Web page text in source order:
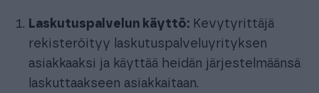
Laskutuspalvelun käyttö: Kevytyrittäjä
rekisteröityy laskutuspalveluyrityksen
asiakkaaksi ja käyttää heidän järjestelmäänsä
laskuttaakseen asiakkaitaan.